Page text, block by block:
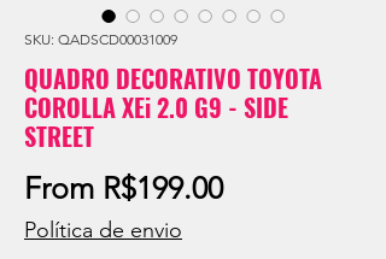
SKU: QADSCD00031009
QUADRO DECORATIVO TOYOTA
COROLLA XEi 2.0 G9 - SIDE
STREET
From R$199.00Sale
Política de envio